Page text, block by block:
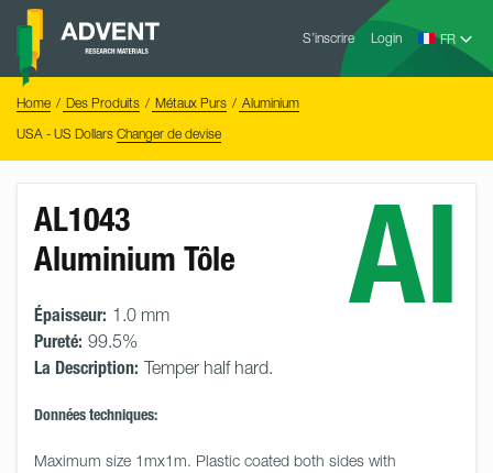
Skip
content
S’inscrire Login
Advent
Home Des Produits Métaux Purs
Aluminium
USA - US Dollars Changer de devise
Al
AL1043
Aluminium Tôle
Épaisseur: 1.0 mm
Pureté: 99.5%
La Description: Temper half hard.
Données techniques:
Maximum size 1mx1m. Plastic coated both sides with